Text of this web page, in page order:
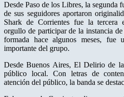
Desde Paso de los Libres, la segunda
de sus seguidores aportaron
Shark de Corrientes fue la tercera
orgullo de participar de la instancia
formada hace algunos meses, fue
importante del grupo.
Desde Buenos Aires, El Delirio de
público local. Con letras de
atención del público, la banda se